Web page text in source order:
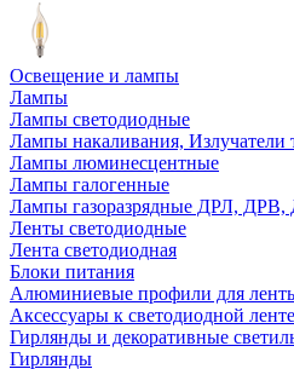
Освещение и лампы
Лампы
Лампы светодиодные
Лампы накаливания, Излучатели
Лампы люминесцентные
Лампы галогенные
Лампы газоразрядные ДРЛ,
Ленты светодиодные
Лента светодиодная
Блоки питания
Алюминиевые профили для
Аксессуары к светодиодной ленте
Гирлянды и декоративные
Гирлянды